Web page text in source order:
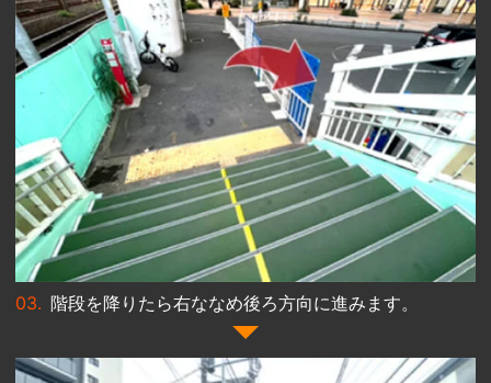
階段を降りたら右ななめ後ろ方向に進みます。